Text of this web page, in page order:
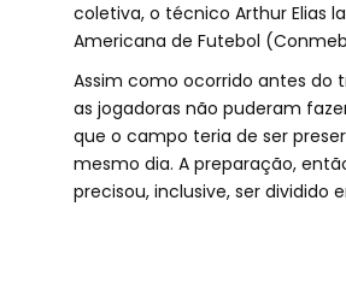
coletiva, o técnico Arthur Elias
Americana de Futebol
Assim como ocorrido antes do
as jogadoras não puderam
que o campo teria de ser
mesmo dia. A preparação,
precisou, inclusive, ser dividido